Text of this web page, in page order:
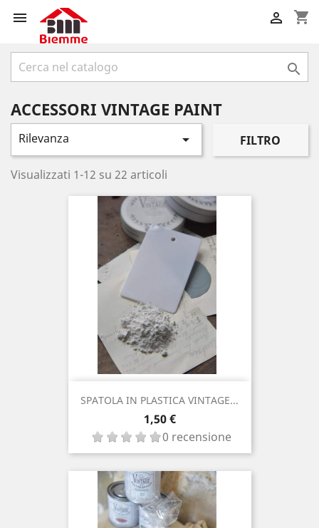
 shopping_cart


ACCESSORI VINTAGE PAINT
Rilevanza  FILTRO
Visualizzati 1-12 su 22 articoli
SPATOLA IN PLASTICA VINTAGE...
Prezzo
1,50 €
0 recensione